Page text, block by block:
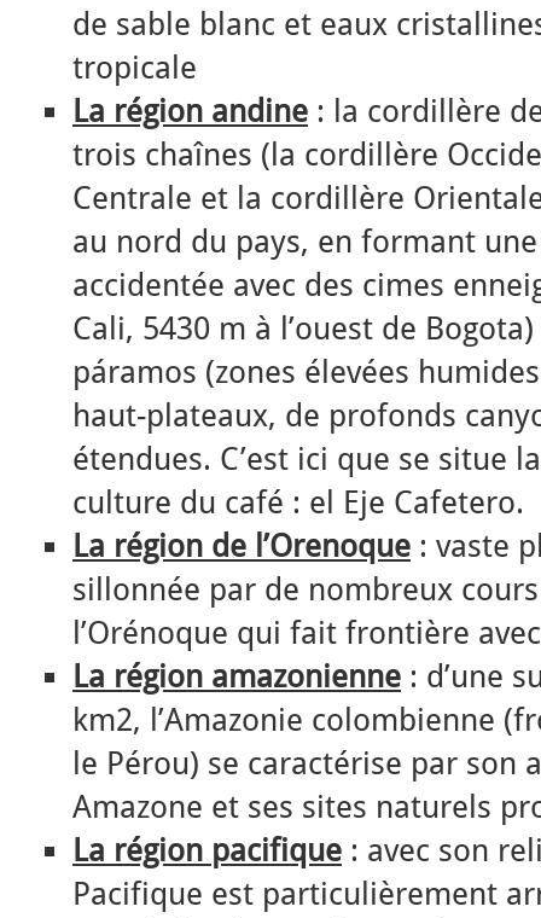
de sable blanc et eaux
tropicale
La région andine : la cordillère
trois chaînes (la cordillère
Centrale et la cordillère
au nord du pays, en formant
accidentée avec des cimes
Cali, 5430 m à l’ouest de
páramos (zones élevées
haut-plateaux, de profonds
étendues. C’est ici que se situe
culture du café : el Eje Cafetero.
La région de l’Orenoque : vaste
sillonnée par de nombreux
l’Orénoque qui fait frontière
La région amazonienne : d’une
km2, l’Amazonie colombienne
le Pérou) se caractérise par son
Amazone et ses sites naturels
La région pacifique : avec son
Pacifique est particulièrement